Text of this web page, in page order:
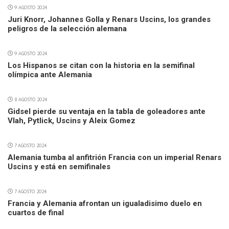
9 AGOSTO 2024
Juri Knorr, Johannes Golla y Renars Uscins, los grandes
peligros de la selección alemana
9 AGOSTO 2024
Los Hispanos se citan con la historia en la semifinal
olímpica ante Alemania
8 AGOSTO 2024
Gidsel pierde su ventaja en la tabla de goleadores ante
Vlah, Pytlick, Uscins y Aleix Gomez
7 AGOSTO 2024
Alemania tumba al anfitrión Francia con un imperial Renars
Uscins y está en semifinales
7 AGOSTO 2024
Francia y Alemania afrontan un igualadisimo duelo en
cuartos de final